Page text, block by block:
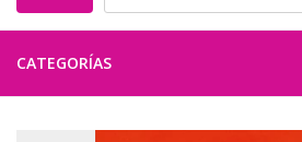
CATEGORÍAS